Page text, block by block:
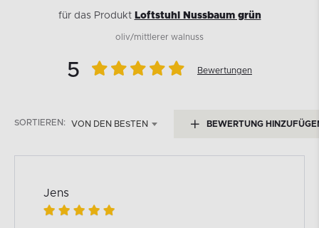
für das Produkt Loftstuhl Nussbaum grün
oliv/mittlerer walnuss
5 Bewertungen
SORTIEREN: VON DEN BESTEN BEWERTUNG
Jens